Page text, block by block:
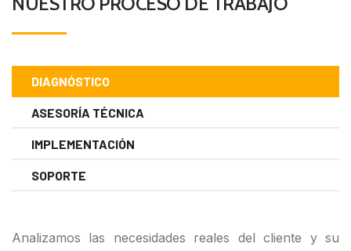
DIAGNÓSTICO
ASESORÍA TÉCNICA
IMPLEMENTACIÓN
SOPORTE
Analizamos las necesidades reales del cliente y su